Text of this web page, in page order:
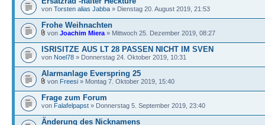
von Torsten alias Jabba » Dienstag 20. August 2019, 21:53
Frohe Weihnachten
von Joachim Miera » Mittwoch 25. Dezember 2019, 08:27
ISRISITZE AUS LT 28 PASSEN NICHT IM SVEN
von Noel78 » Donnerstag 24. Oktober 2019, 10:31
Alarmanlage Everspring 25
von Freesi » Montag 7. Oktober 2019, 15:40
Frage zum Forum
von Falafelpapst » Donnerstag 5. September 2019, 23:40
Änderung des Nicknamens